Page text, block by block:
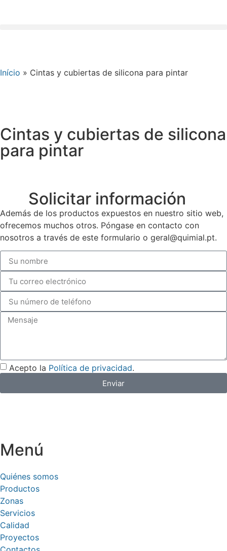
Início » Cintas y cubiertas de silicona para pintar
Cintas y cubiertas de silicona
para pintar
Solicitar información
Además de los productos expuestos en nuestro sitio web,
ofrecemos muchos otros. Póngase en contacto con
nosotros a través de este formulario o geral@quimial.pt.
Acepto la Política de privacidad.
Enviar
Menú
Quiénes somos
Productos
Zonas
Servicios
Calidad
Proyectos